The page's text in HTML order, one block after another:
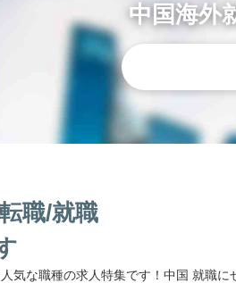
中国海外
職/就職
気な職種の求人特集です！中国 就職に